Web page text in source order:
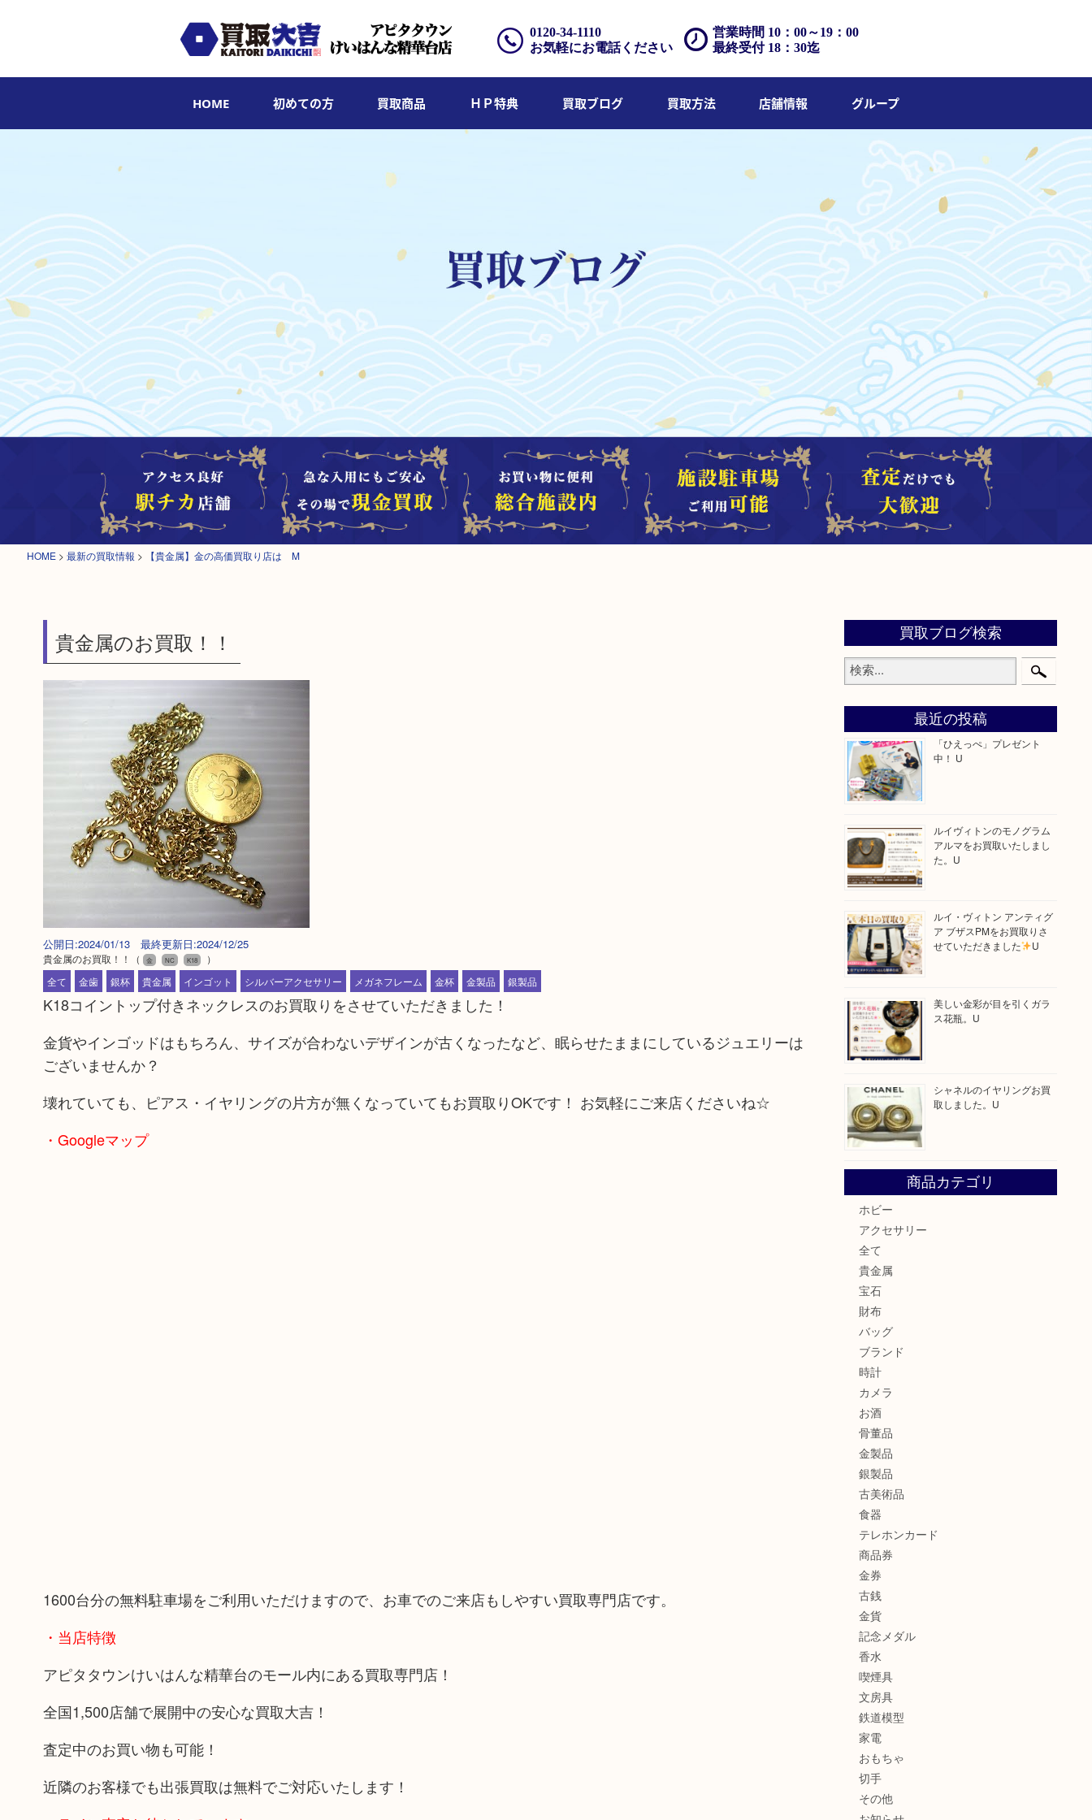
営業時間 10：00～19：00
最終受付 18：30迄
0120-34-1110
お気軽にお電話ください
HOME 初めての方 買取商品 ＨＰ特典 買取ブログ 買取方法 店舗情報 グループ
HOME > 最新の買取情報 > 【貴金属】金の高価買取り店は M
貴金属のお買取！！
公開日:2024/01/13 最終更新日:2024/12/25
貴金属のお買取！！ （ 金 NC K18
）
全て
金歯 銀杯 貴金属 インゴット シルバーアクセサリー メガネフレーム 金杯 金製品 銀製品
K18コイントップ付きネックレスのお買取りをさせていただきました！
金貨やインゴッドはもちろん、サイズが合わないデザインが古くなったなど、眠らせたままにしているジュエリーは
ございませんか？
壊れていても、ピアス・イヤリングの片方が無くなっていてもお買取りOKです！ お気軽にご来店くださいね☆
・Googleマップ
1600台分の無料駐車場をご利用いただけますので、お車でのご来店もしやすい買取専門店です。
・当店特徴
アピタタウンけいはんな精華台のモール内にある買取専門店！
全国1,500店舗で展開中の安心な買取大吉！
査定中のお買い物も可能！
近隣のお客様でも出張買取は無料でご対応いたします！
買取ブログ検索
最近の投稿
「ひえっぺ」プレゼント
中！ U
ルイヴィトンのモノグラム
アルマをお買取いたしまし
た。U
ルイ・ヴィトン アンティグ
ア ブザスPMをお買取りさ
せていただきました
U
美しい金彩が目を引くガラ
ス花瓶。U
シャネルのイヤリングお買
取しました。U
商品カテゴリ
ホビー
アクセサリー
全て
貴金属
宝石
財布
バッグ
ブランド
時計
カメラ
お酒
骨董品
金製品
銀製品
古美術品
食器
テレホンカード
商品券
金券
古銭
金貨
記念メダル
香水
喫煙具
文房具
鉄道模型
家電
おもちゃ
切手
その他